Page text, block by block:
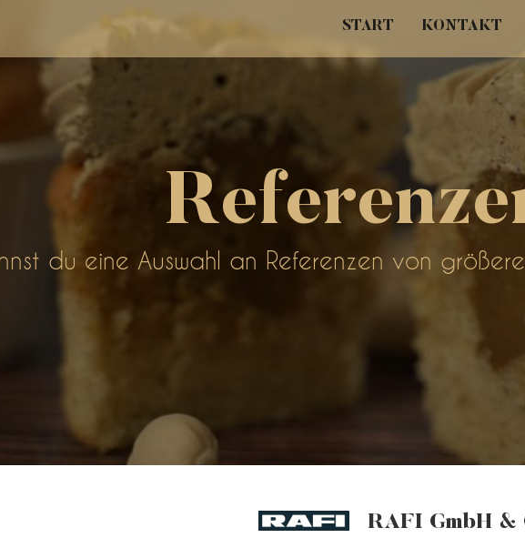
START KONTAKT
du eine Auswahl an Referenzen von
RAFI GmbH &